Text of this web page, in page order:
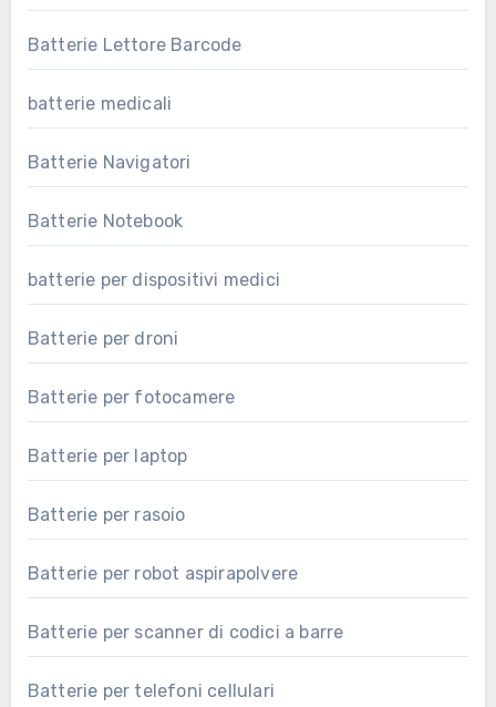
Batterie Lettore Barcode
batterie medicali
Batterie Navigatori
Batterie Notebook
batterie per dispositivi medici
Batterie per droni
Batterie per fotocamere
Batterie per laptop
Batterie per rasoio
Batterie per robot aspirapolvere
Batterie per scanner di codici a barre
Batterie per telefoni cellulari